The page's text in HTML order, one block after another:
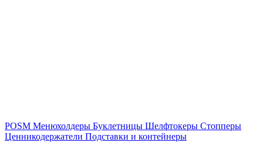
POSM Менюхолдеры Буклетницы Шелфтокеры Стопперы
Ценникодер­жа­те­ли Подставки и контейнеры